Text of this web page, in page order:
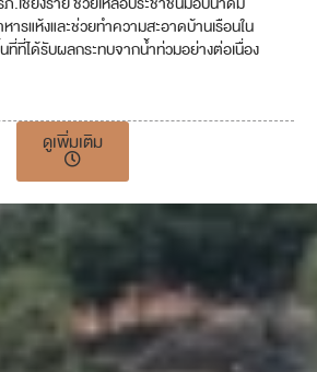
ารแห้งและช่วยทำความสะอาดบ้านเรือนใน
ที่ได้รับผลกระทบจากน้ำท่วมอย่างต่อเนื่อง
ดูเพิ่มเติม